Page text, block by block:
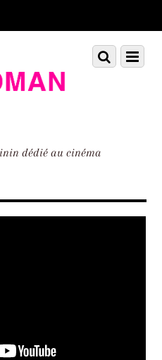
dédié au cinéma
Menu
Scroll
down